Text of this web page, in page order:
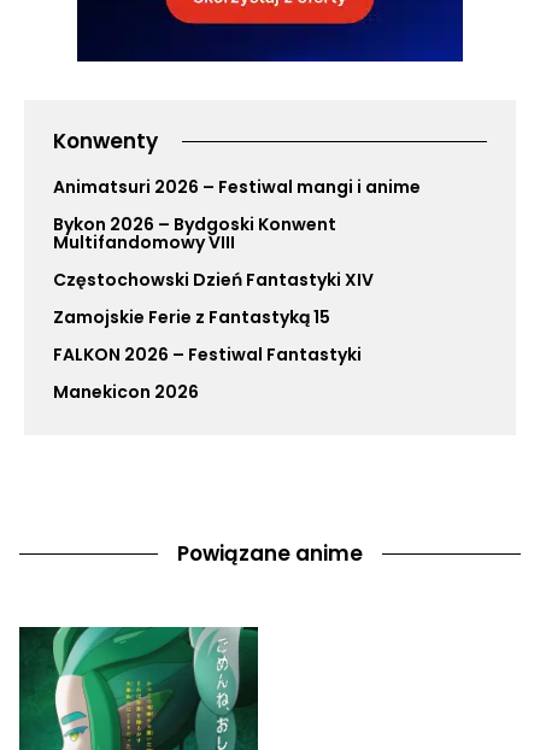
Konwenty
Animatsuri 2026 – Festiwal mangi i anime
Bykon 2026 – Bydgoski Konwent
Multifandomowy VIII
Częstochowski Dzień Fantastyki XIV
Zamojskie Ferie z Fantastyką 15
FALKON 2026 – Festiwal Fantastyki
Manekicon 2026
Powiązane anime